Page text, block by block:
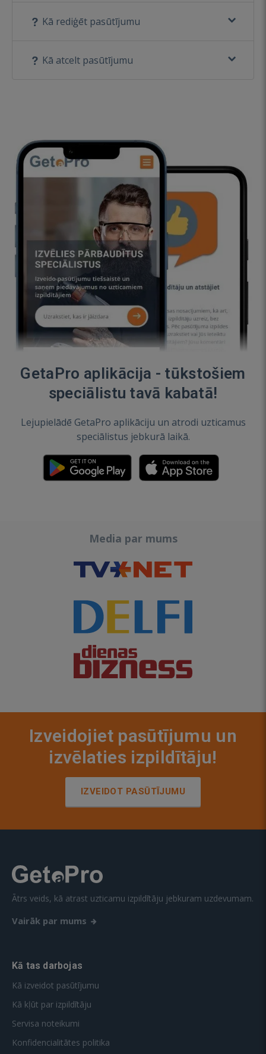
Kā rediģēt pasūtījumu
Kā atcelt pasūtījumu
GetaPro aplikācija - tūkstošiem
speciālistu tavā kabatā!
Lejupielādē GetaPro aplikāciju un atrodi uzticamus
speciālistus jebkurā laikā.
Media par mums
Izveidojiet pasūtījumu un
izvēlaties izpildītāju!
IZVEIDOT PASŪTĪJUMU
Ātrs veids, kā atrast uzticamu izpildītāju jebkuram uzdevumam.
Vairāk par mums
Kā tas darbojas
Kā izveidot pasūtījumu
Kā kļūt par izpildītāju
Servisa noteikumi
Konfidencialitātes politika